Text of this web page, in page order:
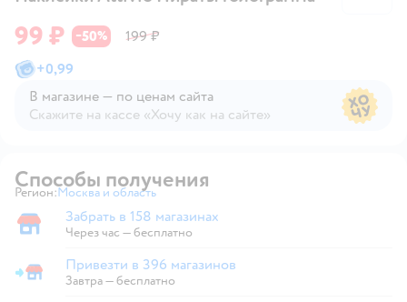
99 ₽ −50%
199 ₽
+0,99
В магазине — по ценам сайта
Скажите на кассе «Хочу как на сайте»
Способы получения
Регион: Выбор адреса доставки.
Москва и область
Забрать в магазине
Забрать в 158 магазинах
Через час — бесплатно
Привезти в магазин
Привезти в 396 магазинов
Завтра—бесплатно